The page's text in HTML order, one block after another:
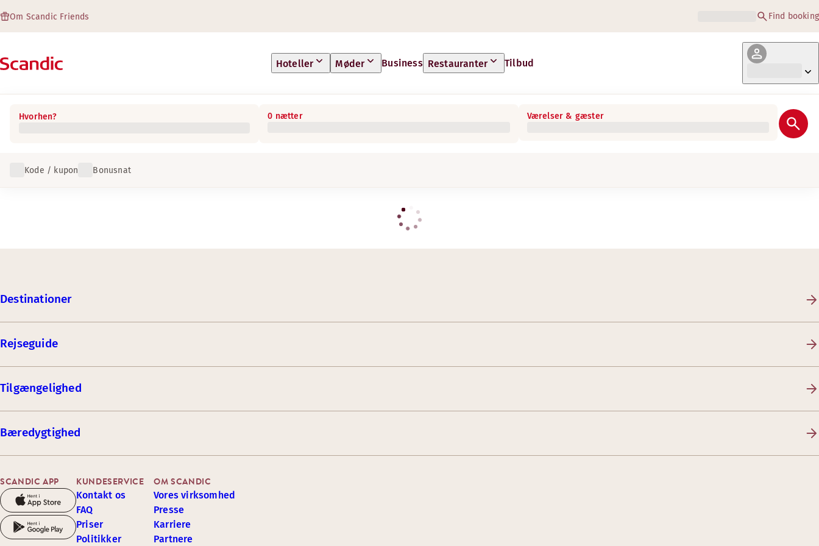
Om Scandic Friends Find booking
Hoteller Møder Business Restauranter Tilbud
Hvorhen? 0 nætter Værelser & gæster
Kode / kupon Bonusnat
Destinationer
Rejseguide
Tilgængelighed
Bæredygtighed
SCANDIC APP KUNDESERVICE
Kontakt os
FAQ
Priser
Politikker
OM SCANDIC
Vores virksomhed
Presse
Karriere
Partnere